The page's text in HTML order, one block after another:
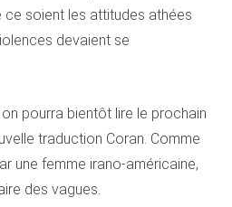
ce soient les attitudes athées
devaient se
pourra bientôt lire le prochain
traduction Coran. Comme
une femme irano-américaine,
des vagues.